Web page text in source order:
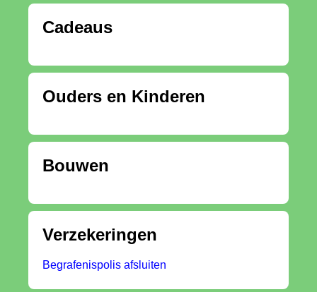
Cadeaus
Ouders en Kinderen
Bouwen
Verzekeringen
Begrafenispolis afsluiten